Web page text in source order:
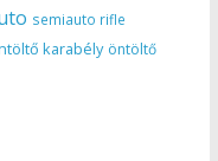
semiauto rifle
karabély öntöltő